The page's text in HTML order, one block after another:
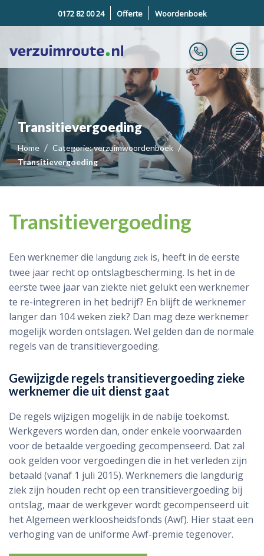
0172 82 00 24 Offerte Woordenboek
Transitievergoeding
Home
Categorie: verzuimwoordenboek
Transitievergoeding
Transitievergoeding
Een werknemer die langdurig ziek is, heeft in de eerste
twee jaar recht op ontslagbescherming. Is het in de
eerste twee jaar van ziekte niet gelukt een werknemer
te re-integreren in het bedrijf? En blijft de werknemer
langer dan 104 weken ziek? Dan mag deze werknemer
mogelijk worden ontslagen. Wel gelden dan de normale
regels van de transitievergoeding.
Gewijzigde regels transitievergoeding zieke
werknemer die uit dienst gaat
De regels wijzigen mogelijk in de nabije toekomst.
Werkgevers worden dan, onder enkele voorwaarden
voor de betaalde vergoeding gecompenseerd. Dat zal
ook gelden voor vergoedingen die in het verleden zijn
betaald (vanaf 1 juli 2015). Werknemers die langdurig
ziek zijn houden recht op een transitievergoeding bij
ontslag, maar de werkgever wordt gecompenseerd uit
het Algemeen werkloosheidsfonds (Awf). Hier staat een
verhoging van de uniforme Awf-premie tegenover.